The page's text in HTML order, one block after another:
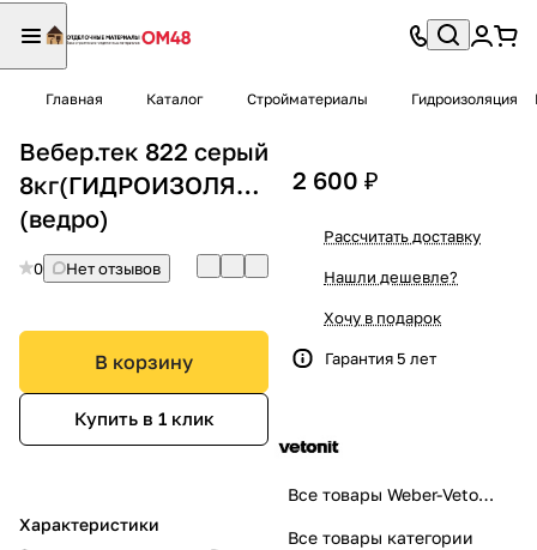
Главная Каталог Стройматериалы Гидроизоляция
Вебер.тек 822 серый
8кг(ГИДРОИЗОЛЯЦИЯ)
(ведро)
0 Нет отзывов
В корзину
Купить в 1 клик
Характеристики
2 600 ₽
Рассчитать доставку
Нашли дешевле?
Хочу в подарок
Гарантия 5 лет
Все товары Weber-Vetonit
Все товары категории